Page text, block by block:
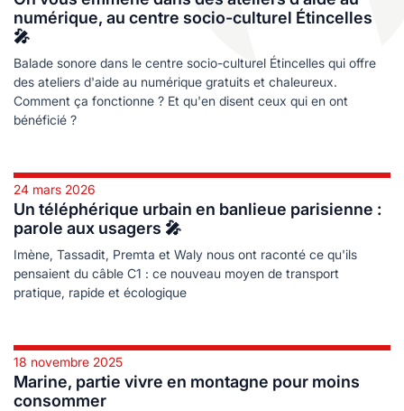
douce
numérique, au centre socio-culturel Étincelles
🎤
Balade sonore dans le centre socio-culturel Étincelles qui offre
des ateliers d'aide au numérique gratuits et chaleureux.
Comment ça fonctionne ? Et qu'en disent ceux qui en ont
bénéficié ?
24 mars 2026
Un téléphérique urbain en banlieue parisienne :
parole aux usagers 🎤
Imène, Tassadit, Premta et Waly nous ont raconté ce qu'ils
pensaient du câble C1 : ce nouveau moyen de transport
pratique, rapide et écologique
18 novembre 2025
Marine, partie vivre en montagne pour moins
consommer